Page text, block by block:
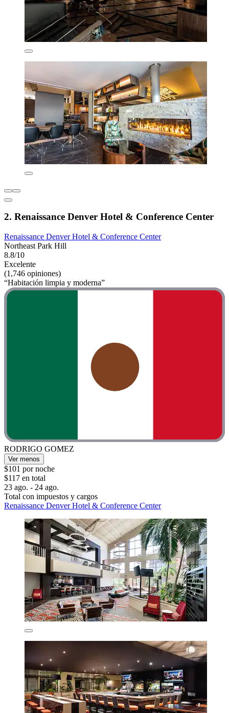
2. Renaissance Denver Hotel & Conference Center
Renaissance Denver Hotel & Conference Center
Northeast Park Hill
8.8/10
Excelente
(1,746 opiniones)
“Habitación limpia y moderna”
RODRIGO GOMEZ
Ver menos
$101 por noche
$117 en total
23 ago. - 24 ago.
Total con impuestos y cargos
Renaissance Denver Hotel & Conference Center